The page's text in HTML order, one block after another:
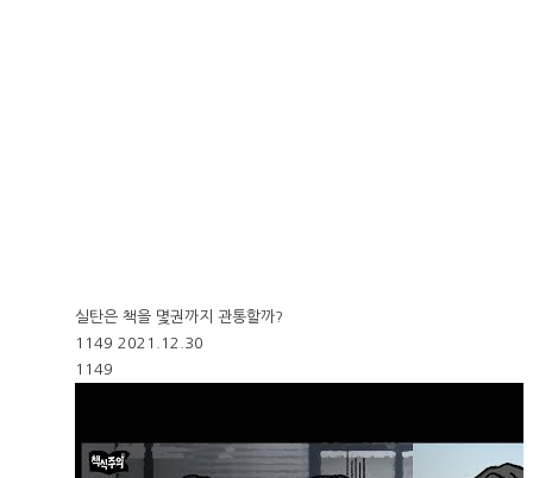
실탄은 책을 몇권까지 관통할까?
1149 2021.12.30
1149